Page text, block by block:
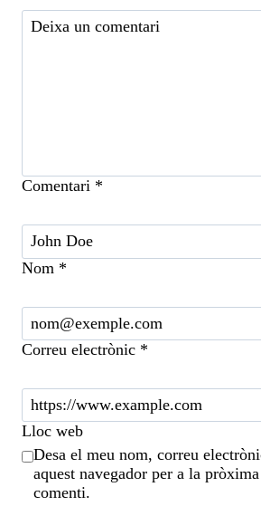
Comentari *
Nom *
Correu electrònic *
Lloc web
Desa el meu nom, correu
aquest navegador per a la
comenti.